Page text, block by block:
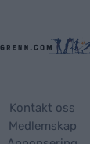
Kontakt oss
Medlemskap